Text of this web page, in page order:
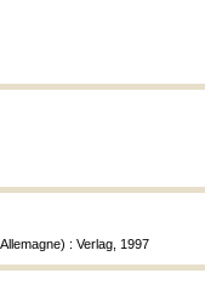
: Verlag, 1997